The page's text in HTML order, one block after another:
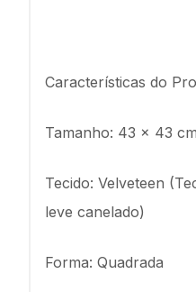
Características do
Tamanho: 43 x 43 cm
Tecido: Velveteen
leve canelado)
Forma: Quadrada